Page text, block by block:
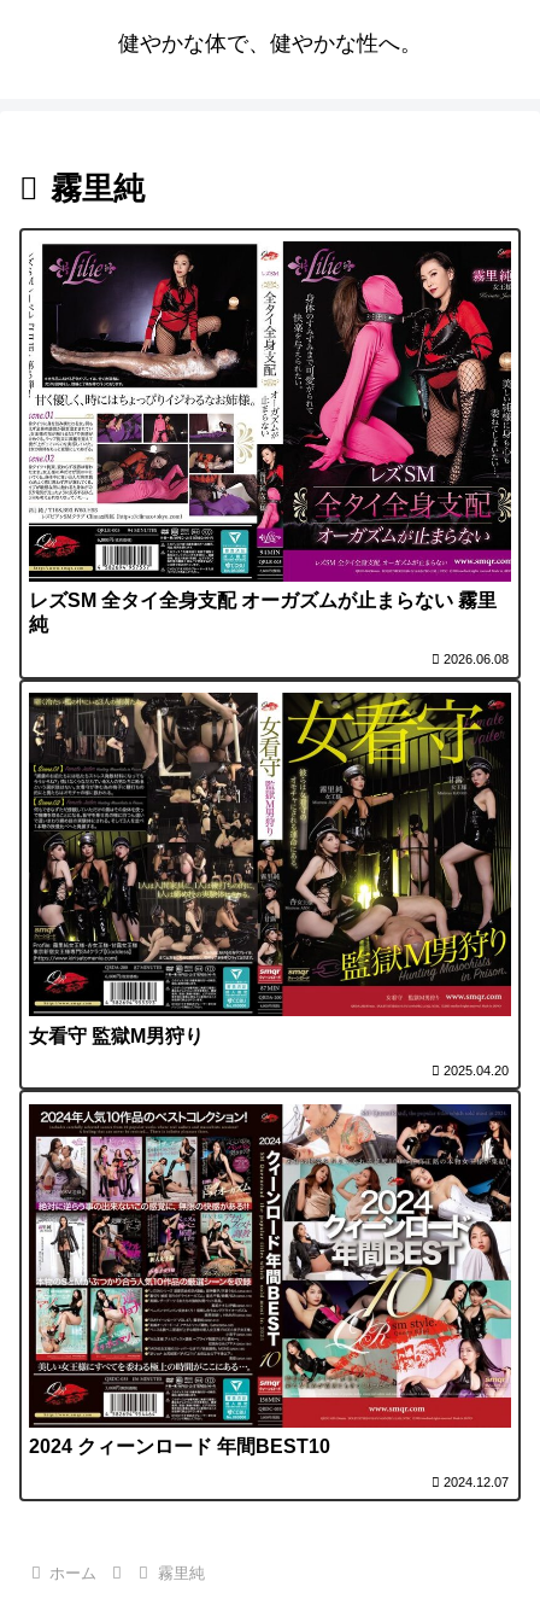
健やかな体で、健やかな性へ。
霧里純
レズSM 全タイ全身支配 オーガズムが止まらない 霧里
純
2026.06.08
女看守 監獄M男狩り
2025.04.20
2024 クィーンロード 年間BEST10
2024.12.07
ホーム 霧里純